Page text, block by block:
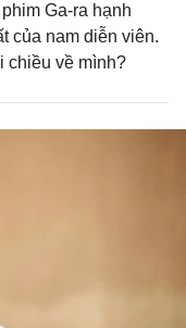
Ga-ra hạnh
của nam diễn viên.
chiều về mình?